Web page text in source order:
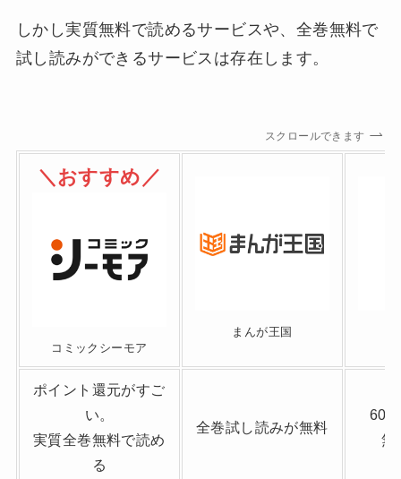
しかし実質無料で読めるサービスや、全巻無料で
試し読みができるサービスは存在します。
スクロールできます
＼おすすめ／
コミックシーモア
まんが王国
ポイント還元がすご
い。
実質全巻無料で読め
る
全巻試し読みが無料
無